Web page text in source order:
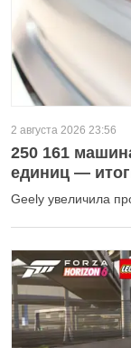
2 августа 2026 23:56
250 161
единиц —
Geely увеличила